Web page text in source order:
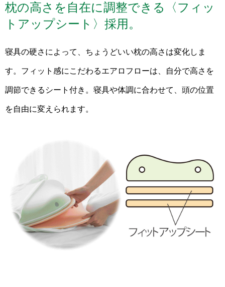
枕の高さを自在に調整できる〈フィッ
トアップシート〉採用。
寝具の硬さによって、ちょうどいい枕の高さは変化しま
す。フィット感にこだわるエアロフローは、自分で高さを
調節できるシート付き。寝具や体調に合わせて、頭の位置
を自由に変えられます。